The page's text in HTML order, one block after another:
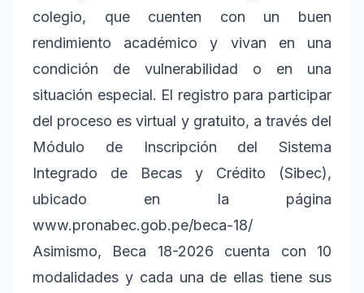
colegio, que cuenten con un buen
rendimiento académico y vivan en una
condición de vulnerabilidad o en una
situación especial. El registro para participar
del proceso es virtual y gratuito, a través del
Módulo de Inscripción del Sistema
Integrado de Becas y Crédito (Sibec),
ubicado en la página
www.pronabec.gob.pe/beca-18/
Asimismo, Beca 18-2026 cuenta con 10
modalidades y cada una de ellas tiene sus